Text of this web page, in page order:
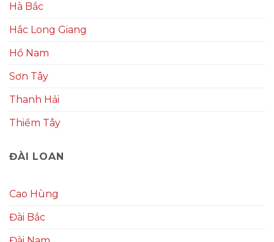
Hà Bắc
Hắc Long Giang
Hồ Nam
Sơn Tây
Thanh Hải
Thiểm Tây
ĐÀI LOAN
Cao Hùng
Đài Bắc